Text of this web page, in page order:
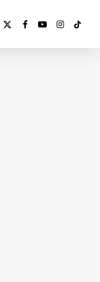
x-
facebookyoutubeinstagram
tiktok